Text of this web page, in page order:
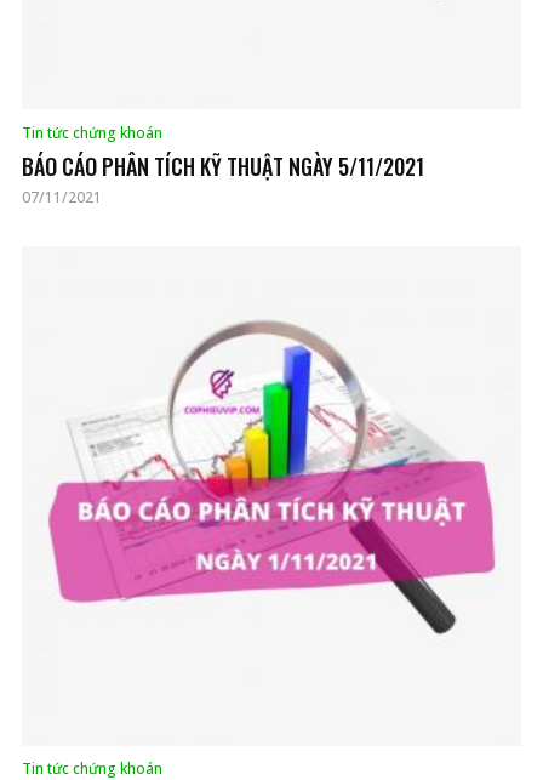
Tin tức chứng khoán
BÁO CÁO PHÂN TÍCH KỸ THUẬT NGÀY 5/11/2021
07/11/2021
Tin tức chứng khoán